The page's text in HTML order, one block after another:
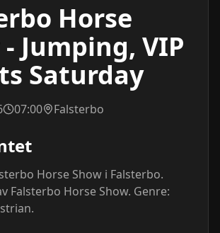
Horse
Jumping, VIP
Saturday
07:00 Falsterbo
Horse Show i Falsterbo.
Falsterbo Horse Show. Genre: